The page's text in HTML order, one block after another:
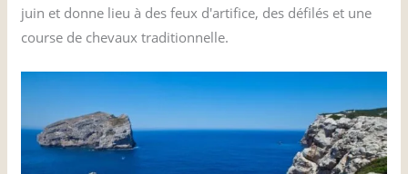
juin et donne lieu à des feux d'artifice, des défilés et une
course de chevaux traditionnelle.